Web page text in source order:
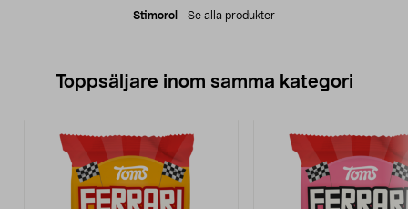
Stimorol - Se alla produkter
Toppsäljare inom samma kategori